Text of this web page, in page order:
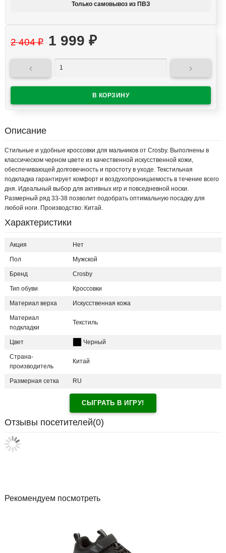
Только самовывоз из ПВЗ
2 404₽ 1 999 ₽
 
Описание
Стильные и удобные кроссовки для мальчиков от Crosby. Выполнены в
классическом черном цвете из качественной искусственной кожи,
обеспечивающей долговечность и простоту в уходе. Текстильная
подкладка гарантирует комфорт и воздухопроницаемость в течение всего
дня. Идеальный выбор для активных игр и повседневной носки.
Размерный ряд 33-38 позволит подобрать оптимальную посадку для
любой ноги. Производство: Китай.
Характеристики
Акция Нет
Пол Мужской
Бренд Crosby
Тип обуви Кроссовки
Материал верха Искусственная кожа
Материал
подкладки
Текстиль
Цвет Черный
Страна-
производитель
Китай
Размерная сетка RU
СЫГРАТЬ В ИГРУ!
Отзывы посетителей(0)
Рекомендуем посмотреть